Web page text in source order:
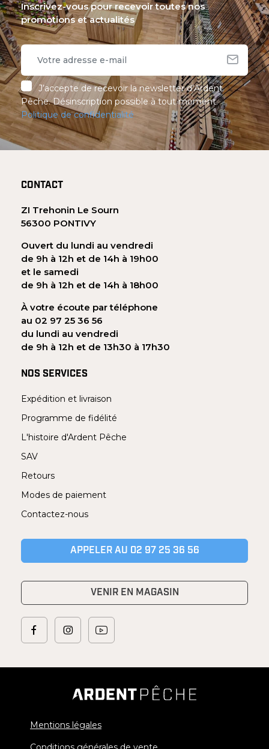
Inscrivez-vous pour recevoir toutes nos
promotions et actualités
J’accepte de recevoir la newsletter d’Ardent
Pêche. Désinscription possible à tout moment.
Politique de confidentialité
CONTACT
ZI Trehonin Le Sourn
56300 PONTIVY
Ouvert du lundi au vendredi
de 9h à 12h et de 14h à 19h00
et le samedi
de 9h à 12h et de 14h à 18h00
À votre écoute par téléphone
au 02 97 25 36 56
du lundi au vendredi
de 9h à 12h et de 13h30 à 17h30
NOS SERVICES
Expédition et livraison
Programme de fidélité
L'histoire d'Ardent Pêche
SAV
Retours
Modes de paiement
Contactez-nous
APPELER AU 02 97 25 36 56
VENIR EN MAGASIN
Mentions légales